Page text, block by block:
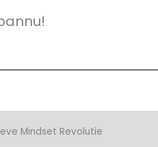
Mindset Revolutie